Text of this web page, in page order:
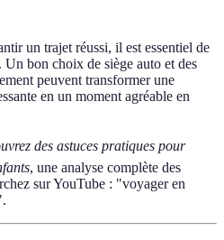
un trajet réussi, il est essentiel de
Un bon choix de siège auto et des
peuvent transformer une
en un moment agréable en
des astuces pratiques pour
, une analyse complète des
sur YouTube : "voyager en